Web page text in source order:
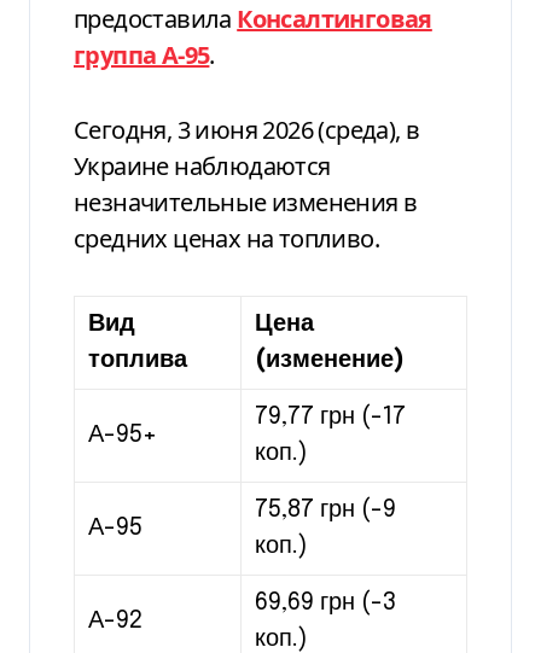
предоставила Консалтинговая
группа А-95.
Сегодня, 3 июня 2026 (среда), в
Украине наблюдаются
незначительные изменения в
средних ценах на топливо.
Вид
топлива
Цена
(изменение)
А-95+
79,77 грн (-17
коп.)
А-95
75,87 грн (-9
коп.)
А-92
69,69 грн (-3
коп.)